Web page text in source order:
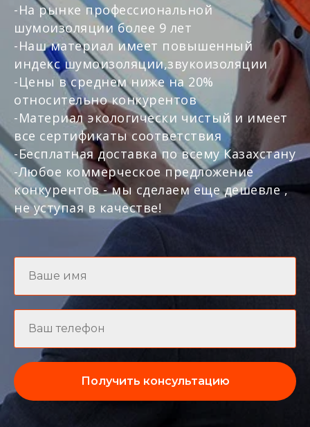
-На рынке профессиональной
шумоизоляции более 9 лет
-Наш материал имеет повышенный
индекс шумоизоляции,звукоизоляции
-Цены в среднем ниже на 20%
относительно конкурентов
-Материал экологически чистый и имеет
все сертификаты соответствия
-Бесплатная доставка по всему Казахстану
-Любое коммерческое предложение
конкурентов - мы сделаем еще дешевле ,
не уступая в качестве!
Получить консультацию